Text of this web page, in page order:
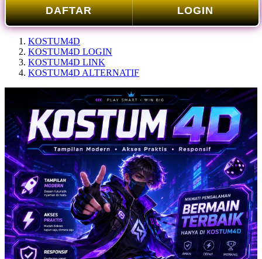
DAFTAR LOGIN
KOSTUM4D
KOSTUM4D LOGIN
KOSTUM4D LINK
KOSTUM4D ALTERNATIF